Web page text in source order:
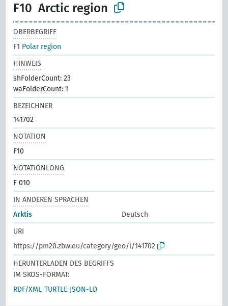
F10 Arctic region
OBERBEGRIFF
F1 Polar region
HINWEIS
shFolderCount: 23
waFolderCount: 1
BEZEICHNER
141702
NOTATION
F10
NOTATIONLONG
F 010
IN ANDEREN SPRACHEN
Arktis
Deutsch
URI
https://pm20.zbw.eu/category/geo/i/141702
HERUNTERLADEN DES BEGRIFFS
IM SKOS-FORMAT:
RDF/XML TURTLE JSON-LD